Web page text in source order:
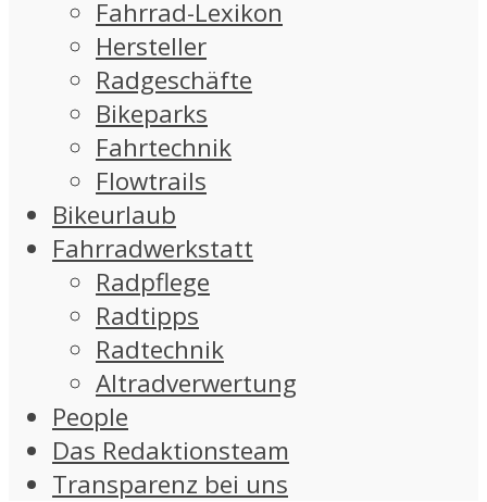
Fahrrad-Lexikon
Hersteller
Radgeschäfte
Bikeparks
Fahrtechnik
Flowtrails
Bikeurlaub
Fahrradwerkstatt
Radpflege
Radtipps
Radtechnik
Altradverwertung
People
Das Redaktionsteam
Transparenz bei uns